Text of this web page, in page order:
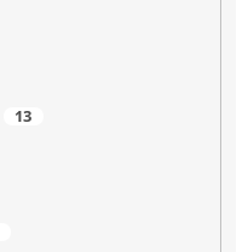
13